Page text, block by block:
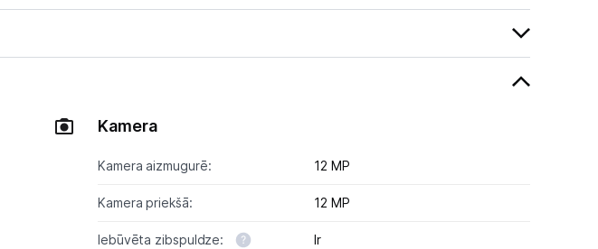
Kamera
Kamera aizmugurē: 12 MP
Kamera priekšā: 12 MP
Iebūvēta zibspuldze: Ir